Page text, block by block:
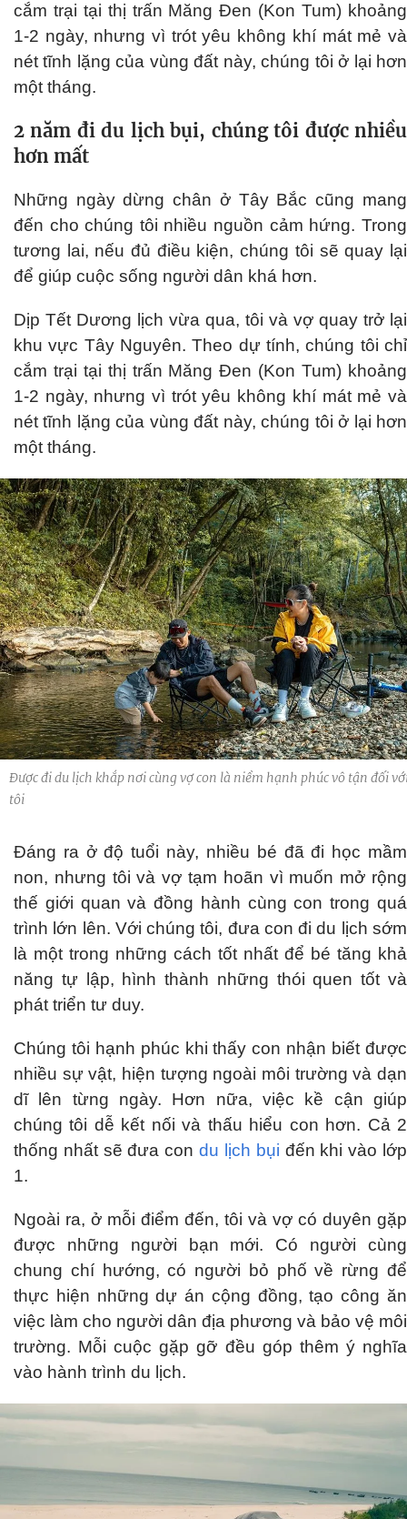
cắm trại tại thị trấn Măng Đen (Kon Tum) khoảng
1-2 ngày, nhưng vì trót yêu không khí mát mẻ và
nét tĩnh lặng của vùng đất này, chúng tôi ở lại hơn
một tháng.
2 năm đi du lịch bụi, chúng tôi được nhiều
hơn mất
Những ngày dừng chân ở Tây Bắc cũng mang
đến cho chúng tôi nhiều nguồn cảm hứng. Trong
tương lai, nếu đủ điều kiện, chúng tôi sẽ quay lại
để giúp cuộc sống người dân khá hơn.
Dịp Tết Dương lịch vừa qua, tôi và vợ quay trở lại
khu vực Tây Nguyên. Theo dự tính, chúng tôi chỉ
cắm trại tại thị trấn Măng Đen (Kon Tum) khoảng
1-2 ngày, nhưng vì trót yêu không khí mát mẻ và
nét tĩnh lặng của vùng đất này, chúng tôi ở lại hơn
một tháng.
Được đi du lịch khắp nơi cùng vợ con là niềm hạnh phúc vô tận đối
tôi
Đáng ra ở độ tuổi này, nhiều bé đã đi học mầm
non, nhưng tôi và vợ tạm hoãn vì muốn mở rộng
thế giới quan và đồng hành cùng con trong quá
trình lớn lên. Với chúng tôi, đưa con đi du lịch sớm
là một trong những cách tốt nhất để bé tăng khả
năng tự lập, hình thành những thói quen tốt và
phát triển tư duy.
Chúng tôi hạnh phúc khi thấy con nhận biết được
nhiều sự vật, hiện tượng ngoài môi trường và dạn
dĩ lên từng ngày. Hơn nữa, việc kề cận giúp
chúng tôi dễ kết nối và thấu hiểu con hơn. Cả 2
thống nhất sẽ đưa condu lịch bụi đến khi vào lớp
1.
Ngoài ra, ở mỗi điểm đến, tôi và vợ có duyên gặp
được những người bạn mới. Có người cùng
chung chí hướng, có người bỏ phố về rừng để
thực hiện những dự án cộng đồng, tạo công ăn
việc làm cho người dân địa phương và bảo vệ môi
trường. Mỗi cuộc gặp gỡ đều góp thêm ý nghĩa
vào hành trình du lịch.